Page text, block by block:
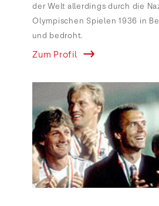
der Welt allerdings durch die
Olympischen Spielen 1936 in
und bedroht.
Zum Profil